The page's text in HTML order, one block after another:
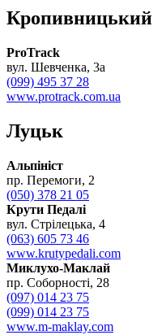
Кропивницький
ProTrack
вул. Шевченка, 3а
(099) 495 37 28
www.protrack.com.ua
Луцьк
Альпініст
пр. Перемоги, 2
(050) 378 21 05
Крути Педалі
вул. Стрілецька, 4
(063) 605 73 46
www.krutypedali.com
Миклухо-Маклай
пр. Соборності, 28
(097) 014 23 75
(099) 014 23 75
www.m-maklay.com